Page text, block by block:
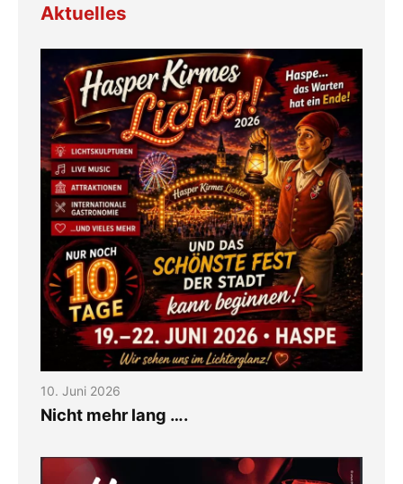
Aktuelles
10. Juni 2026
Nicht mehr lang ….